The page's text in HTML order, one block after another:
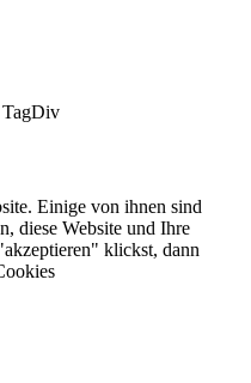
TagDiv
Einige von ihnen sind
diese Website und Ihre
klickst, dann